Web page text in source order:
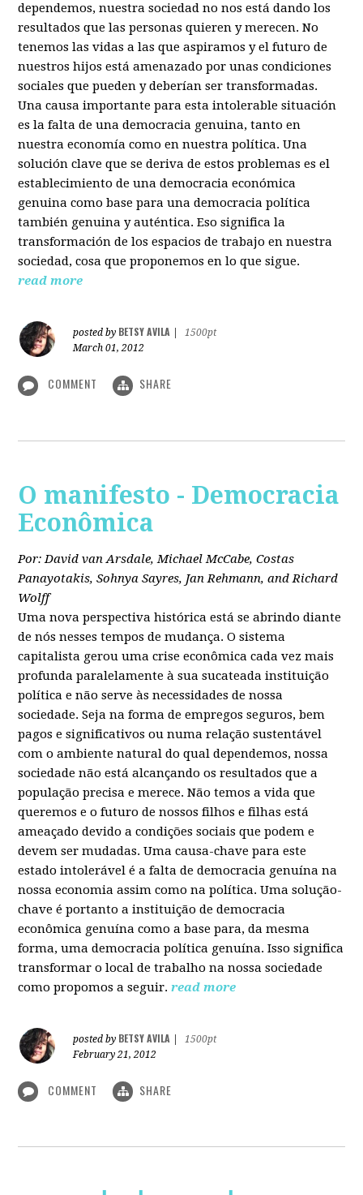
dependemos, nuestra sociedad no nos está dando los
resultados que las personas quieren y merecen. No
tenemos las vidas a las que aspiramos y el futuro de
nuestros hijos está amenazado por unas condiciones
sociales que pueden y deberían ser transformadas.
Una causa importante para esta intolerable situación
es la falta de una democracia genuina, tanto en
nuestra economía como en nuestra política. Una
solución clave que se deriva de estos problemas es el
establecimiento de una democracia económica
genuina como base para una democracia política
también genuina y auténtica. Eso significa la
transformación de los espacios de trabajo en nuestra
sociedad, cosa que proponemos en lo que sigue.
read more
posted by BETSY AVILA
1500pt
March 01, 2012
COMMENT SHARE
O manifesto - Democracia
Econômica
Por: David van Arsdale, Michael McCabe, Costas
Panayotakis, Sohnya Sayres, Jan Rehmann, and Richard
Wolff
Uma nova perspectiva histórica está se abrindo diante
de nós nesses tempos de mudança. O sistema
capitalista gerou uma crise econômica cada vez mais
profunda paralelamente à sua sucateada instituição
política e não serve às necessidades de nossa
sociedade. Seja na forma de empregos seguros, bem
pagos e significativos ou numa relação sustentável
com o ambiente natural do qual dependemos, nossa
sociedade não está alcançando os resultados que a
população precisa e merece. Não temos a vida que
queremos e o futuro de nossos filhos e filhas está
ameaçado devido a condições sociais que podem e
devem ser mudadas. Uma causa-chave para este
estado intolerável é a falta de democracia genuína na
nossa economia assim como na política. Uma solução-
chave é portanto a instituição de democracia
econômica genuína como a base para, da mesma
forma, uma democracia política genuína. Isso significa
transformar o local de trabalho na nossa sociedade
como propomos a seguir. read more
posted by BETSY AVILA
1500pt
February 21, 2012
COMMENT SHARE